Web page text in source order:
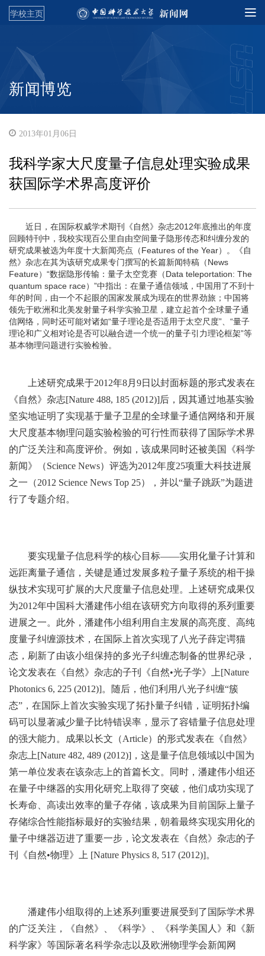
学校主页
新闻博览
2013年01月06日
我科学家大尺度量子信息处理实验成果
获国际学术界高度评价
近日，在国际权威学术期刊《自然》杂志2012年底推出的年度
回顾特刊中，我校实现百公里自由空间量子隐形传态和纠缠分发的
研究成果被选为年度十大新闻亮点（Features of the Year）。《自
然》杂志在其为该研究成果专门撰写的长篇新闻特稿（News
Feature）“数据隐形传输：量子太空竞赛（Data teleportation: The
quantum space race）”中指出：在量子通信领域，中国用了不到十
年的时间，由一个不起眼的国家发展成为现在的世界劲旅；中国将
领先于欧洲和北美发射量子科学实验卫星，建立起首个全球量子通
信网络，同时还可能对诸如“量子理论是否适用于太空尺度”、“量子
理论和广义相对论是否可以融合进一个统一的量子引力理论框架”等
基本物理问题进行实验检验。
上述研究成果于2012年8月9日以封面标题的形式发表在
《自然》杂志[Nature 488, 185 (2012)]后，因其通过地基实验
坚实地证明了实现基于量子卫星的全球量子通信网络和开展
大尺度基本物理问题实验检验的可行性而获得了国际学术界
的广泛关注和高度评价。例如，该成果同时还被美国《科学
新闻》（Science News）评选为2012年度25项重大科技进展
之一（2012 Science News Top 25），并以“量子跳跃”为题进
行了专题介绍。
要实现量子信息科学的核心目标——实用化量子计算和
远距离量子通信，关键是通过发展多粒子量子系统的相干操
纵技术实现可扩展的大尺度量子信息处理。上述研究成果仅
为2012年中国科大潘建伟小组在该研究方向取得的系列重要
进展之一。此外，潘建伟小组利用自主发展的高亮度、高纯
度量子纠缠源技术，在国际上首次实现了八光子薛定谔猫
态，刷新了由该小组保持的多光子纠缠态制备的世界纪录，
论文发表在《自然》杂志的子刊《自然•光子学》上[Nature
Photonics 6, 225 (2012)]。随后，他们利用八光子纠缠“簇
态”，在国际上首次实验实现了拓扑量子纠错，证明拓扑编
码可以显著减少量子比特错误率，显示了容错量子信息处理
的强大能力。成果以长文（Article）的形式发表在《自然》
杂志上[Nature 482, 489 (2012)]，这是量子信息领域以中国为
第一单位发表在该杂志上的首篇长文。同时，潘建伟小组还
在量子中继器的实用化研究上取得了突破，他们成功实现了
长寿命、高读出效率的量子存储，该成果为目前国际上量子
存储综合性能指标最好的实验结果，朝着最终实现实用化的
量子中继器迈进了重要一步，论文发表在《自然》杂志的子
刊《自然•物理》上 [Nature Physics 8, 517 (2012)]。
潘建伟小组取得的上述系列重要进展受到了国际学术界
的广泛关注，《自然》、《科学》、《科学美国人》和《新
科学家》等国际著名科学杂志以及欧洲物理学会新闻网